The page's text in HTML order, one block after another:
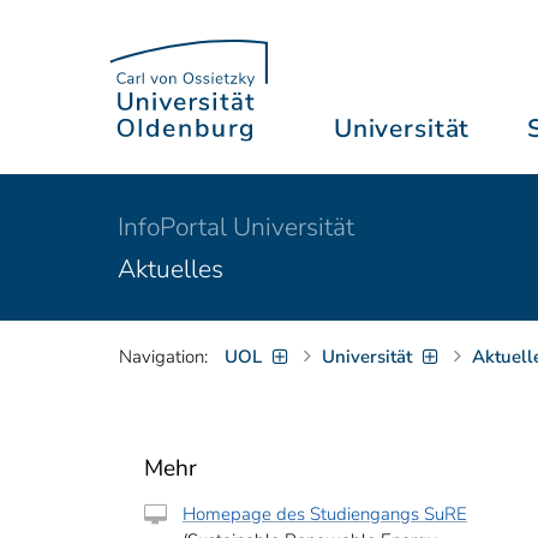
Universität
InfoPortal Universität
Aktuelles
Navigation: UOL Universität
Mehr
Homepage des Studiengangs SuRE